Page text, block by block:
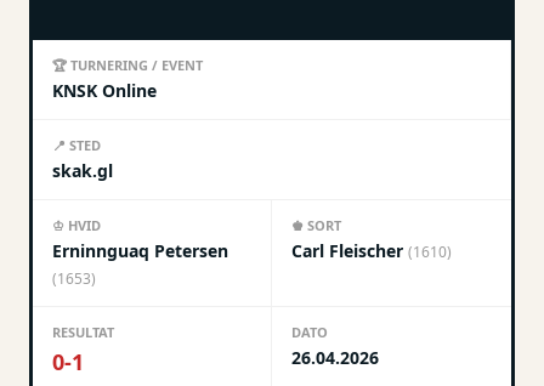
🏆 TURNERING / EVENT
KNSK Online
📍 STED
skak.gl
♔ HVID
Erninnguaq Petersen
(1653)
♚ SORT
Carl Fleischer (1610)
RESULTAT
0-1
DATO
26.04.2026